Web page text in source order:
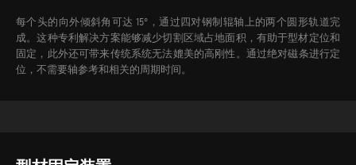
每个头的向外倾斜角可达 15°，通过四对钢制辊轴上的两个圆形轨道完
成。这种专利解决方案能够减少切割区域占地面积，有助于型材定位和
固定，此外还可带来传统系统无法媲美的高刚性。 通过绝对磁条进行定
位，不需要轴参考和相关的周期时间。